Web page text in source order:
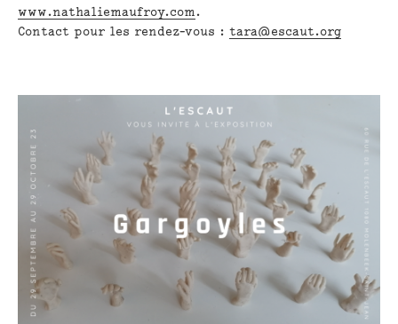
www.nathaliemaufroy.com .
Contact pour les rendez-vous :tara@escaut.org